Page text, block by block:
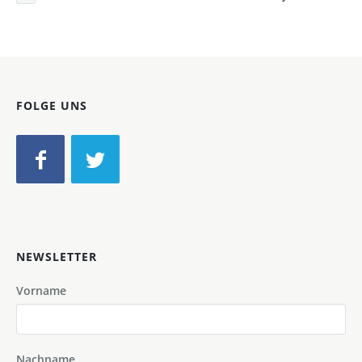
FOLGE UNS
NEWSLETTER
Vorname